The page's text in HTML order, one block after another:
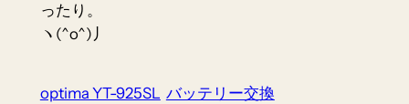
ったり。
ヽ(^o^)丿
optima YT-925SL バッテリー交換